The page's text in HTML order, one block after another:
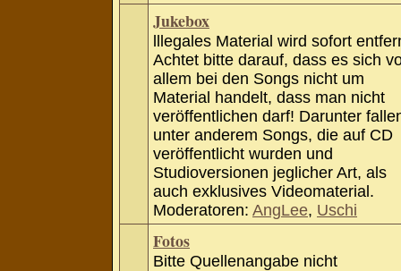
Jukebox
lllegales Material wird sofort
Achtet bitte darauf, dass es sich
allem bei den Songs nicht um
Material handelt, dass man nicht
veröffentlichen darf! Darunter
unter anderem Songs, die auf CD
veröffentlicht wurden und
Studioversionen jeglicher Art, als
auch exklusives Videomaterial.
Moderatoren: AngLee, Uschi
Fotos
Bitte Quellenangabe nicht